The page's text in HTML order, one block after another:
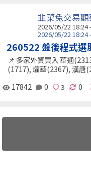
韭菜兔交易
2026/05/22 18:24
2026/05/22 18:24
260522 盤後程式選
📌 多家外資買入 華通
(1717), 燿華(2367), 漢唐
17842
0 0